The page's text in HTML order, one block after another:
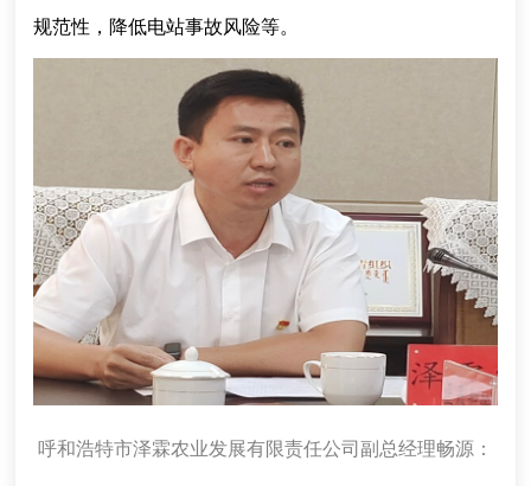
规范性，降低电站事故风险等。
呼和浩特市泽霖农业发展有限责任公司副总经理畅源：